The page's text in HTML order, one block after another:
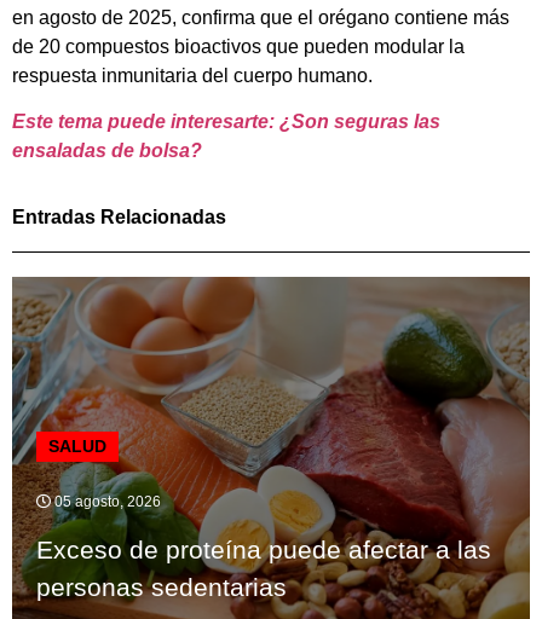
en agosto de 2025, confirma que el orégano contiene más
de 20 compuestos bioactivos que pueden modular la
respuesta inmunitaria del cuerpo humano.
Este tema puede interesarte: ¿Son seguras las
ensaladas de bolsa?
Entradas Relacionadas
SALUD
05 agosto, 2026
Exceso de proteína puede afectar a las
personas sedentarias